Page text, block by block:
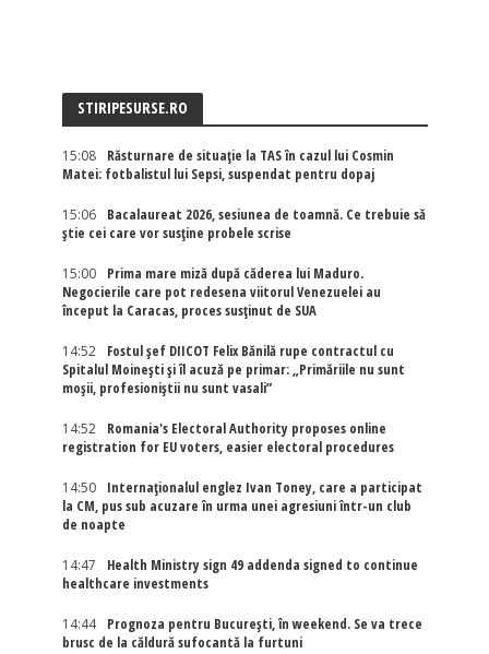
STIRIPESURSE.RO
15:08
Răsturnare de situație la TAS în cazul lui Cosmin
Matei: fotbalistul lui Sepsi, suspendat pentru dopaj
15:06
Bacalaureat 2026, sesiunea de toamnă. Ce trebuie să
știe cei care vor susține probele scrise
15:00
Prima mare miză după căderea lui Maduro.
Negocierile care pot redesena viitorul Venezuelei au
început la Caracas, proces susținut de SUA
14:52
Fostul șef DIICOT Felix Bănilă rupe contractul cu
Spitalul Moinești și îl acuză pe primar: „Primăriile nu sunt
moșii, profesioniștii nu sunt vasali”
14:52
Romania's Electoral Authority proposes online
registration for EU voters, easier electoral procedures
14:50
Internaţionalul englez Ivan Toney, care a participat
la CM, pus sub acuzare în urma unei agresiuni într-un club
de noapte
14:47
Health Ministry sign 49 addenda signed to continue
healthcare investments
14:44
Prognoza pentru București, în weekend. Se va trece
brusc de la căldură sufocantă la furtuni